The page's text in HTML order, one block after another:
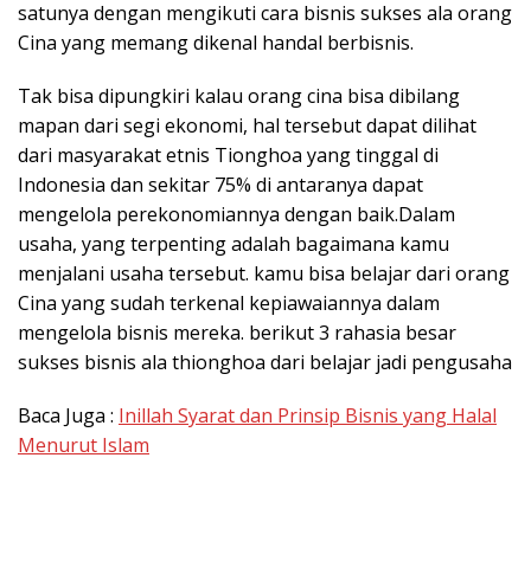
satunya dengan mengikuti cara bisnis sukses ala orang
Cina yang memang dikenal handal berbisnis.
Tak bisa dipungkiri kalau orang cina bisa dibilang
mapan dari segi ekonomi, hal tersebut dapat dilihat
dari masyarakat etnis Tionghoa yang tinggal di
Indonesia dan sekitar 75% di antaranya dapat
mengelola perekonomiannya dengan baik.Dalam
usaha, yang terpenting adalah bagaimana kamu
menjalani usaha tersebut. kamu bisa belajar dari orang
Cina yang sudah terkenal kepiawaiannya dalam
mengelola bisnis mereka. berikut 3 rahasia besar
sukses bisnis ala thionghoa dari belajar jadi pengusaha
Baca Juga : Inillah Syarat dan Prinsip Bisnis yang Halal
Menurut Islam